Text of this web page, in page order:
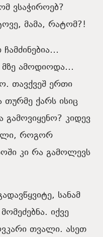
ვსაჭიროებ?
მამა, რატომ?!
მზე ამოდიოდა…
თავქვეშ ერთი
ქარს ისიც
კიდევ
როგორ
კი რა გამოლევს
სანამ
იქვე
თვალი. ასეთ